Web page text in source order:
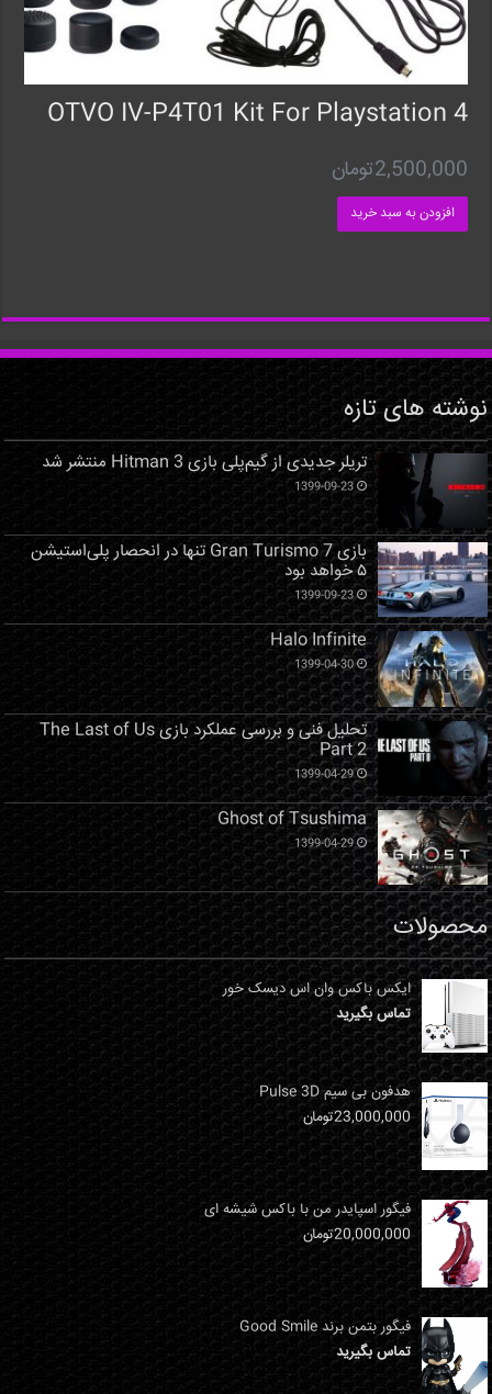
OTVO IV-P4T01 Kit For Playstation 4
2,500,000تومان
افزودن به سبد خرید
نوشته های تازه
تریلر جدیدی از گیم‌پلی بازی Hitman 3 منتشر شد
1399-09-23
بازی Gran Turismo 7 تنها در انحصار پلی‌استیشن
۵ خواهد بود
1399-09-23
Halo Infinite
1399-04-30
تحلیل فنی و بررسی عملکرد بازی The Last of Us
Part 2
1399-04-29
Ghost of Tsushima
1399-04-29
محصولات
ایکس باکس وان اس دیسک خور
تماس بگیرید
هدفون بی سیم Pulse 3D
23,000,000تومان
فیگور اسپایدر من با باکس شیشه ای
20,000,000تومان
فیگور بتمن برند Good Smile
تماس بگیرید